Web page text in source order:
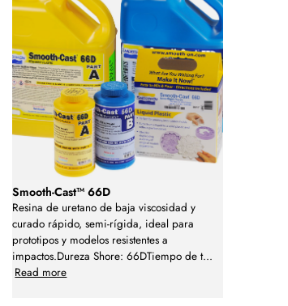
Smooth-Cast™ 66D
Resina de uretano de baja viscosidad y
curado rápido, semi-rígida, ideal para
prototipos y modelos resistentes a
impactos.Dureza Shore: 66DTiempo de t...
Read more